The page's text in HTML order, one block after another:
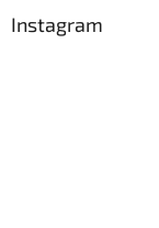
Instagram